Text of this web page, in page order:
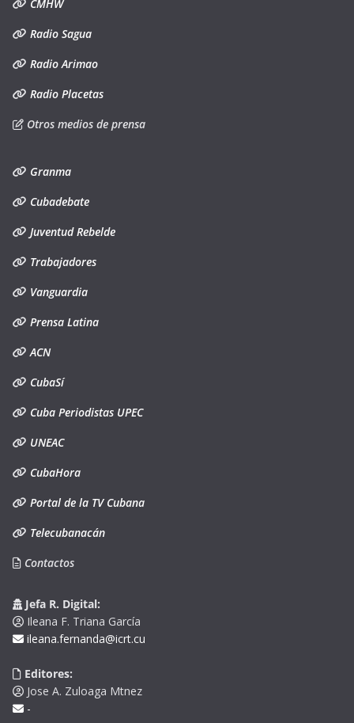
CMHW
Radio Sagua
Radio Arimao
Radio Placetas
Otros medios de prensa
Granma
Cubadebate
Juventud Rebelde
Trabajadores
Vanguardia
Prensa Latina
ACN
CubaSí
Cuba Periodistas UPEC
UNEAC
CubaHora
Portal de la TV Cubana
Telecubanacán
Contactos
Jefa R. Digital:
Ileana F. Triana García
ileana.fernanda@icrt.cu
Editores:
Jose A. Zuloaga Mtnez
-